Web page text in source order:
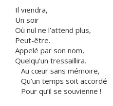
Il viendra,
Un soir
Où nul ne l’attend plus,
Peut-être.
Appelé par son nom,
Quelqu’un tressaillira.
Au cœur sans mémoire,
Qu’un temps soit accordé
Pour qu’il se souvienne !